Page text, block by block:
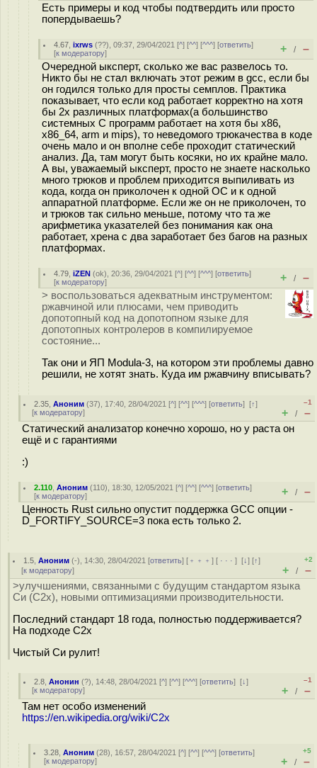
Есть примеры и код чтобы подтвердить или просто
попердываешь?
4.67 ,ixrws (??), 09:37, 29/04/2021 [^] [^^] [^^^] [ответить]
[к модератору] + / –
Очередной ыксперт, сколько же вас развелось то.
Никто бы не стал включать этот режим в gcc, если бы
он годился только для просты семплов. Практика
показывает, что если код работает корректно на хотя
бы 2х различных платформах(а большинство
системных С программ работает на хотя бы x86,
x86_64, arm и mips), то неведомого трюкачества в коде
очень мало и он вполне себе проходит статический
анализ. Да, там могут быть косяки, но их крайне мало.
А вы, уважаемый ыксперт, просто не знаете насколько
много трюков и проблем приходится выпиливать из
кода, когда он приколочен к одной ОС и к одной
аппаратной платформе. Если же он не приколочен, то
и трюков так сильно меньше, потому что та же
арифметика указателей без понимания как она
работает, хрена с два заработает без багов на разных
платформах.
4.79 ,iZEN (ok), 20:36, 29/04/2021 [^] [^^] [^^^] [ответить]
[к модератору] + / –
> воспользоваться адекватным инструментом:
ржавчиной или плюсами, чем приводить
допотопный код на допотопном языке для
допотопных контролеров в компилируемое
состояние...
Так они и ЯП Modula-3, на котором эти проблемы давно
решили, не хотят знать. Куда им ржавчину вписывать?
2.35 ,Аноним (37), 17:40, 28/04/2021 [^] [^^] [^^^] [ответить][↑]
[к модератору]
–1
+ / –
Статический анализатор конечно хорошо, но у раста он
ещё и с гарантиями
:)
2.110 ,Аноним (110), 18:30, 12/05/2021 [^] [^^] [^^^] [ответить]
[к модератору] + / –
Ценность Rust сильно опустит поддержка GCC опции -
D_FORTIFY_SOURCE=3 пока есть только 2.
1.5 ,Аноним (-), 14:30, 28/04/2021 [ответить] [ ﹢﹢﹢] [ · · ·][↓] [↑]
[к модератору]
+2
+ / –
>улучшениями, связанными с будущим стандартом языка
Си (C2x), новыми оптимизациями производительности.
Последний стандарт 18 года, полностью поддерживается?
На подходе С2x
Чистый Си рулит!
2.8 ,Анонин (?), 14:48, 28/04/2021 [^] [^^] [^^^] [ответить][↓]
[к модератору]
–1
+ / –
Там нет особо изменений
https://en.wikipedia.org/wiki/C2x
3.28 ,Аноним (28), 16:57, 28/04/2021 [^] [^^] [^^^] [ответить]
[к модератору]
+5
+ / –